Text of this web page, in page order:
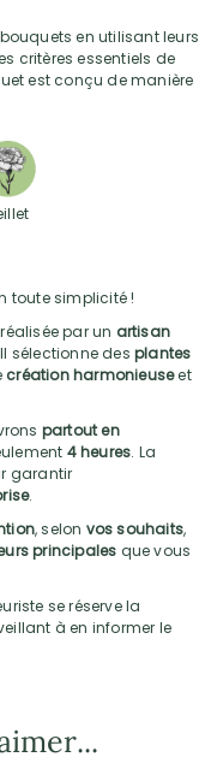
en utilisant leurs
critères essentiels de
est conçu de manière
toute simplicité !
par un artisan
sélectionne desplantes
création harmonieuseet
partout en
4 heures. La
garantir
.
, selon vos souhaits,
principales que vous
se réserve la
à en informer le